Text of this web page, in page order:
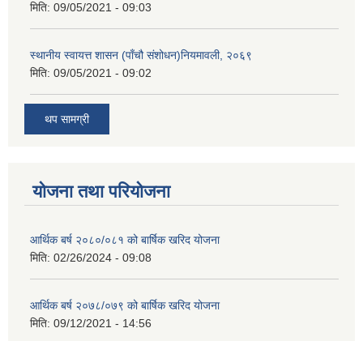
मिति: 09/05/2021 - 09:03
स्थानीय स्वायत्त शासन (पाँचौ संशोधन)नियमावली, २०६९
मिति: 09/05/2021 - 09:02
थप सामग्री
योजना तथा परियोजना
आर्थिक बर्ष २०८०/०८१ को बार्षिक खरिद योजना
मिति: 02/26/2024 - 09:08
आर्थिक बर्ष २०७८/०७९ को बार्षिक खरिद योजना
मिति: 09/12/2021 - 14:56